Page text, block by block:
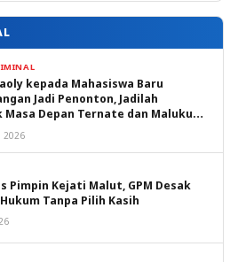
kepada Mahasiswa Baru
Jadi Penonton, Jadilah
Masa Depan Ternate dan Maluku
2026
Pimpin Kejati Malut, GPM Desak
Tanpa Pilih Kasih